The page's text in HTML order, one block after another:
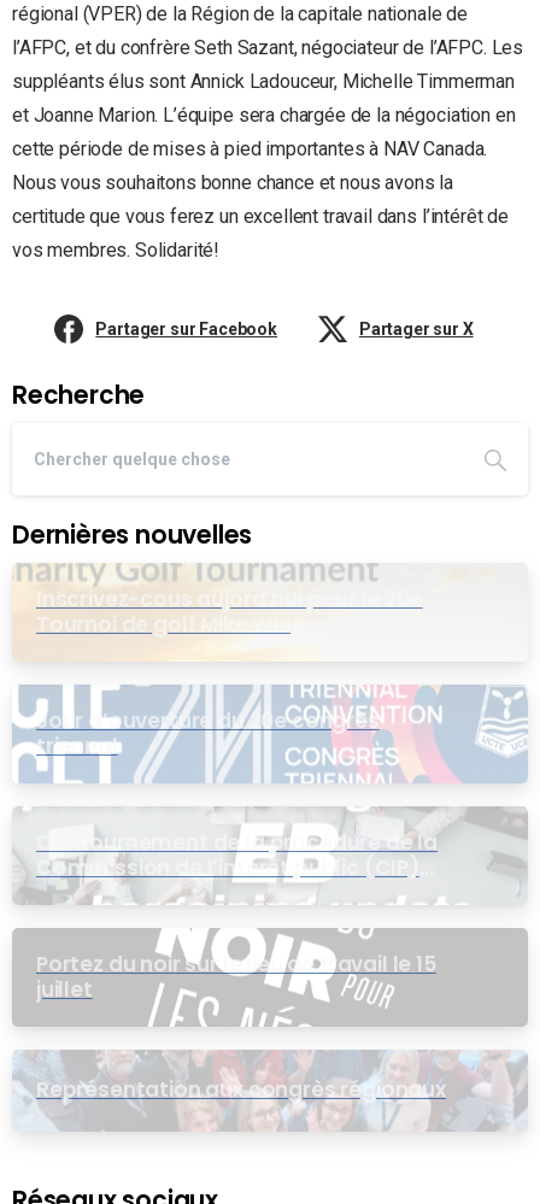
régional (VPER) de la Région de la capitale nationale de
l’AFPC, et du confrère Seth Sazant, négociateur de l’AFPC. Les
suppléants élus sont Annick Ladouceur, Michelle Timmerman
et Joanne Marion. L’équipe sera chargée de la négociation en
cette période de mises à pied importantes à NAV Canada.
Nous vous souhaitons bonne chance et nous avons la
certitude que vous ferez un excellent travail dans l’intérêt de
vos membres. Solidarité!
Partager sur Facebook Partager sur X
Recherche
Dernières nouvelles
Inscrivez-cous aujord’hui pour le 20e
Tournoi de golf Mike Wing
Jour d’ouverture du 20e congrès
triennal
Contournement de la procédure de la
Commission de l’intérêt public (CIP)
pour le groupe EB
Portez du noir sur le lieu de travail le 15
juillet
Représentation aux congrès régionaux